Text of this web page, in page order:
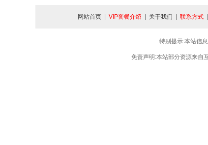
网站首页 VIP套餐介绍 关于我们 联系方式
特别提示:本站信
免责声明:本站部分资源来自